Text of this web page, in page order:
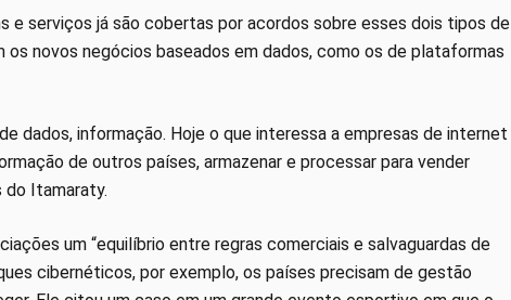
e serviços já são cobertas por acordos sobre esses dois tipos de
os novos negócios baseados em dados, como os de plataformas
dados, informação. Hoje o que interessa a empresas de internet
de outros países, armazenar e processar para vender
do Itamaraty.
um “equilíbrio entre regras comerciais e salvaguardas de
cibernéticos, por exemplo, os países precisam de gestão